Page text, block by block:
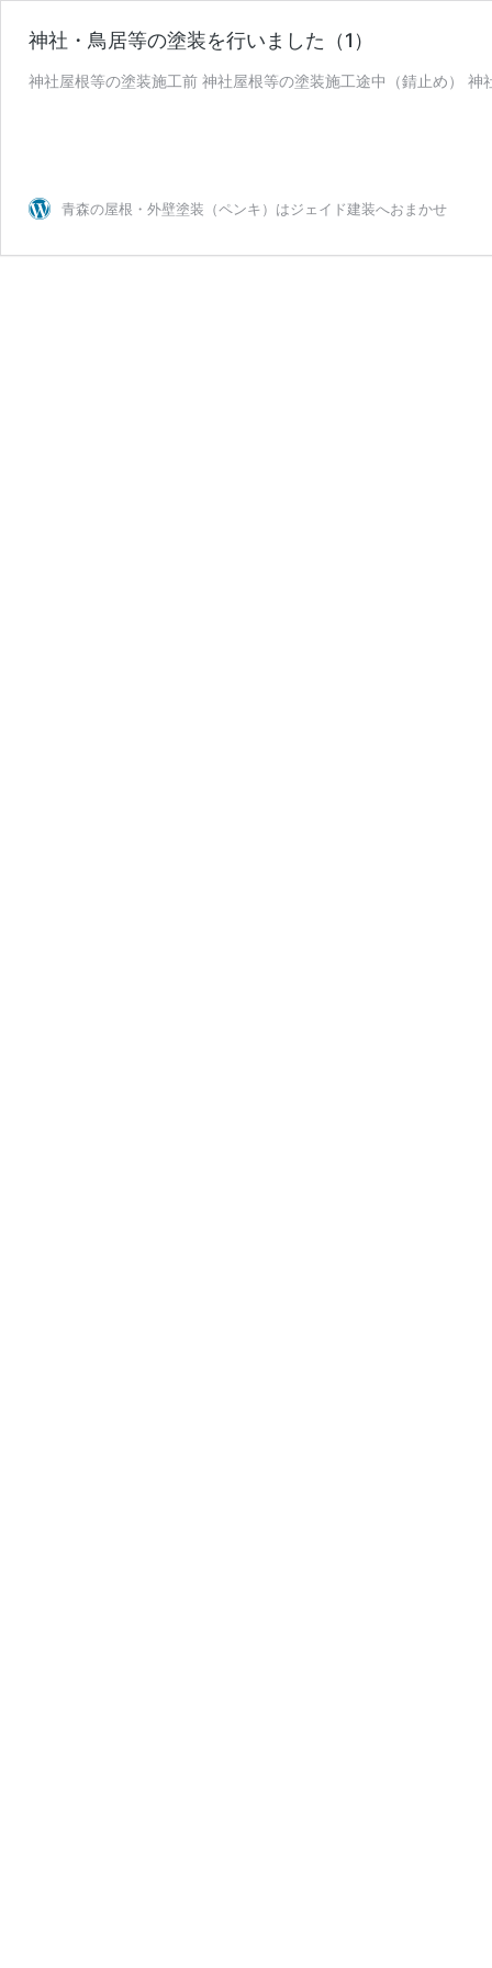
神社・鳥居等の塗装を行いました（1）
神社屋根等の塗装施工前 神社屋根等の塗装施工途中（錆止め） 神
青森の屋根・外壁塗装（ペンキ）はジェイド建装へおまかせ